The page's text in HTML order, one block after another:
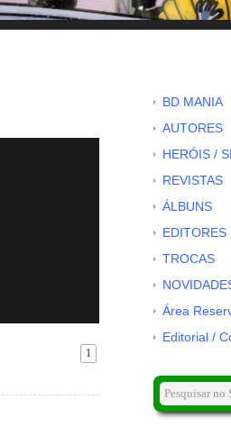
1
BD MANIA
AUTORES
HERÓIS /
REVISTAS
ÁLBUNS
EDITORES
TROCAS
Área
Editorial /